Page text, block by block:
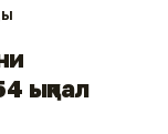
ықпал